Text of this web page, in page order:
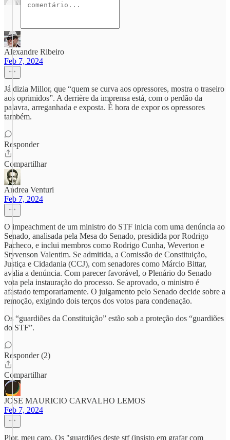
Alexandre Ribeiro
Feb 7, 2024
Já dizia Millor, que “quem se curva aos opressores, mostra o traseiro
aos oprimidos”. A derrière da imprensa está, com o perdão da
palavra, arreganhada e exposta. É hora de expor os opressores
também.
Responder
Compartilhar
Andrea Venturi
Feb 7, 2024
O impeachment de um ministro do STF inicia com uma denúncia ao
Senado, analisada pela Mesa do Senado, presidida por Rodrigo
Pacheco, e inclui membros como Rodrigo Cunha, Weverton e
Styvenson Valentim. Se admitida, a Comissão de Constituição,
Justiça e Cidadania (CCJ), com senadores como Márcio Bittar,
avalia a denúncia. Com parecer favorável, o Plenário do Senado
vota pela instauração do processo. Se aprovado, o ministro é
afastado temporariamente. O julgamento pelo Senado decide sobre a
remoção, exigindo dois terços dos votos para condenação.
Os “guardiões da Constituição” estão sob a proteção dos “guardiões
do STF”.
Responder (2)
Compartilhar
JOSE MAURICIO CARVALHO LEMOS
Feb 7, 2024
Pior, meu caro. Os "guardiões deste stf (insisto em grafar com